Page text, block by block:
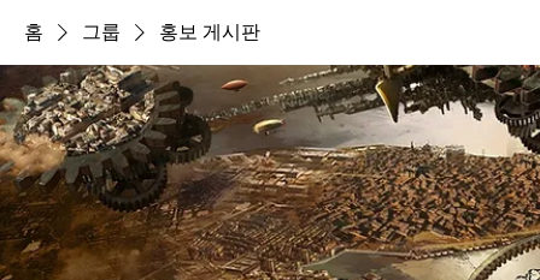
홈 그룹 홍보 게시판